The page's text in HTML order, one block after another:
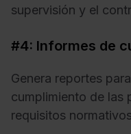
supervisión y el
#4: Informes de
Genera reportes
cumplimiento de las
requisitos